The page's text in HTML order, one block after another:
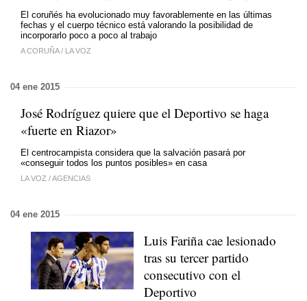
El coruñés ha evolucionado muy favorablemente en las últimas
fechas y el cuerpo técnico está valorando la posibilidad de
incorporarlo poco a poco al trabajo
A CORUÑA/ LA VOZ
04 ene 2015
José Rodríguez quiere que el Deportivo se haga
«fuerte en Riazor»
El centrocampista considera que la salvación pasará por
«conseguir todos los puntos posibles» en casa
LA VOZ /AGENCIAS
04 ene 2015
Luis Fariña cae lesionado
tras su tercer partido
consecutivo con el
Deportivo